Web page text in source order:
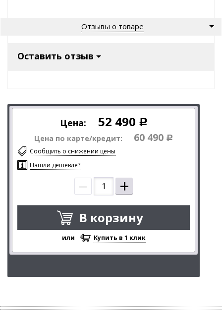
Отзывы о товаре
Оставить отзыв
Цена: 52 490 Р
Цена по карте/кредит: 60 490 Р
Сообщить о снижении цены
Нашли дешевле?
– +
В корзину
или Купить в 1 клик